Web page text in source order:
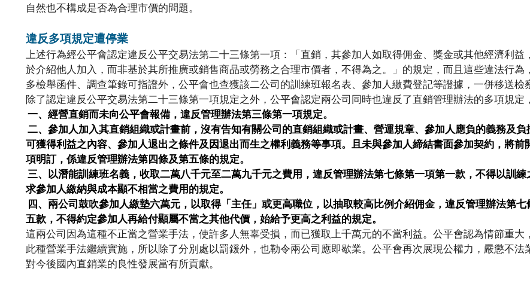
自然也不構成是否為合理市價的問題。
違反多項規定遭停業
上述行為經公平會認定違反公平交易法第二十三條第一項：「直銷，其參加人如取得佣金、獎金或其他經濟利益
於介紹他人加入，而非基於其所推廣或銷售商品或勞務之合理市價者，不得為之。」的規定，而且這些違法行為
多檢舉函件、調查筆錄可指證外，公平會也查獲該二公司的訓練班報名表、參加人繳費登記等證據，一併移送檢
除了認定違反公平交易法第二十三條第一項規定之外，公平會認定兩公司同時也違反了直銷管理辦法的多項規定
一、經營直銷而未向公平會報備，違反管理辦法第三條第一項規定。
二、參加人加入其直銷組織或計畫前，沒有告知有關公司的直銷組織或計畫、營運規章、參加人應負的義務及負
可獲得利益之內容、參加人退出之條件及因退出而生之權利義務等事項。且未與參加人締結書面參加契約，將前
項明訂，係違反管理辦法第四條及第五條的規定。
三、以潛能訓練班名義，收取二萬八千元至二萬九千元之費用，違反管理辦法第七條第一項第一款，不得以訓練
求參加人繳納與成本顯不相當之費用的規定。
四、兩公司鼓吹參加人繳墊六萬元，以取得「主任」或更高職位，以抽取較高比例介紹佣金，違反管理辦法第七
五款，不得約定參加人再給付顯屬不當之其他代價，始給予更高之利益的規定。
這兩公司因為這種不正當之營業手法，使許多人無辜受損，而已獲取上千萬元的不當利益。公平會認為情節重大
此種營業手法繼續實施，所以除了分別處以罰鍰外，也勒令兩公司應即歇業。公平會再次展現公權力，嚴懲不法
對今後國內直銷業的良性發展當有所貢獻。